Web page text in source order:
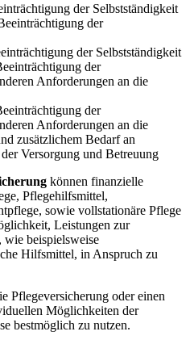
der Selbstständigkeit
der
der Selbstständigkeit
der
Anforderungen an die
der
Anforderungen an die
zusätzlichem Bedarf an
Versorgung und Betreuung
können finanzielle
Pflegehilfsmittel,
sowie vollstationäre Pflege
Leistungen zur
wie beispielsweise
Hilfsmittel, in Anspruch zu
Pflegeversicherung oder einen
Möglichkeiten der
bestmöglich zu nutzen.